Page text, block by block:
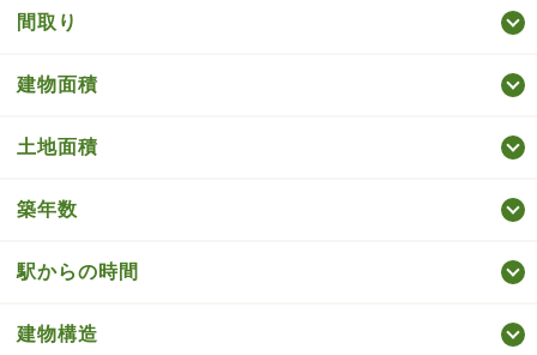
間取り
建物面積
土地面積
築年数
駅からの時間
建物構造